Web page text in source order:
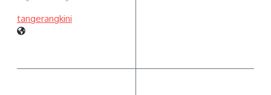
tangerangkini